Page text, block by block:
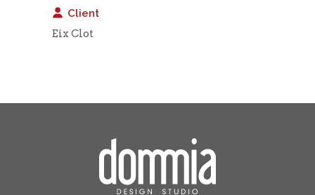
Client
Eix Clot